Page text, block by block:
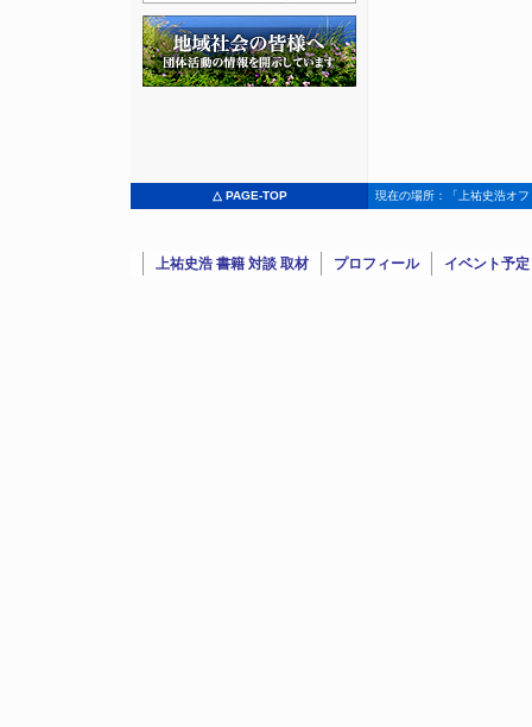
△ PAGE-TOP 現在の場所：「上祐史浩オ
上祐史浩 書籍 対談 取材 プロフィール イベント予定